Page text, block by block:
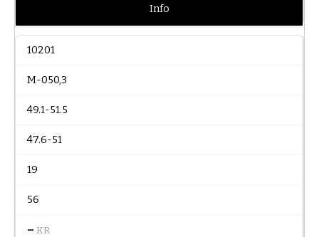
Info
10201
M-050,3
49.1-51.5
47.6-51
19
56
– KR